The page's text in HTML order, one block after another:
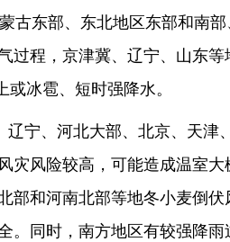
古东部、东北地区东部和南
过程，京津冀、辽宁、山东
冰雹、短时强降水。
宁、河北大部、北京、天津
灾风险较高，可能造成温室大
部和河南北部等地冬小麦倒
。同时，南方地区有较强降